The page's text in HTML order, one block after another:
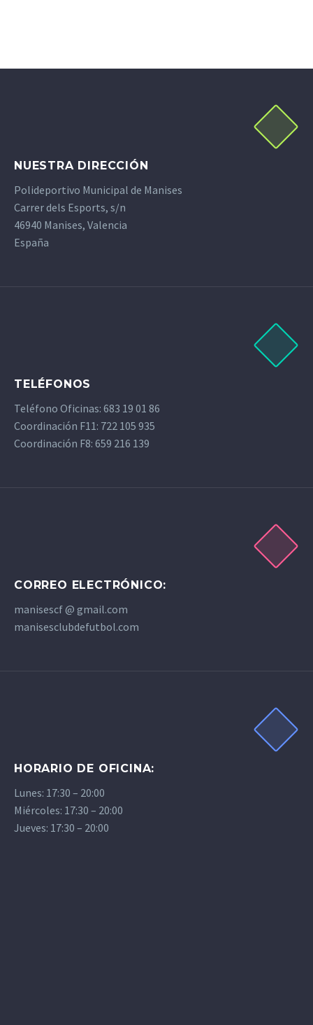
NUESTRA DIRECCIÓN
Polideportivo Municipal de Manises
Carrer dels Esports, s/n
46940 Manises, Valencia
España
TELÉFONOS
Teléfono Oficinas: 683 19 01 86
Coordinación F11: 722 105 935
Coordinación F8: 659 216 139
CORREO ELECTRÓNICO:
manisescf @ gmail.com
manisesclubdefutbol.com
HORARIO DE OFICINA:
Lunes: 17:30 – 20:00
Miércoles: 17:30 – 20:00
Jueves: 17:30 – 20:00